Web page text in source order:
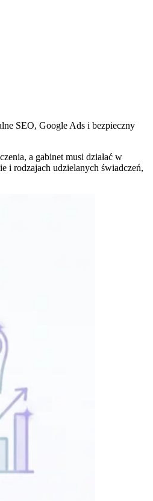
SEO, Google Ads i bezpieczny
a gabinet musi działać w
i rodzajach udzielanych świadczeń,